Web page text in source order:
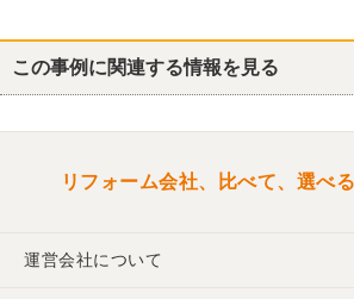
他の箇所を見る
リフォーム概要 トイレ 洋室 玄関 収納
この事例に関連する情報を見る
リフォーム会社、比べて、選べ
運営会社について